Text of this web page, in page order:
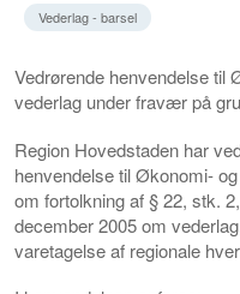
Vederlag - barsel
Vedrørende henvendelse til
vederlag under fravær på
Region Hovedstaden har
henvendelse til Økonomi-
om fortolkning af § 22, stk.
december 2005 om
varetagelse af regionale